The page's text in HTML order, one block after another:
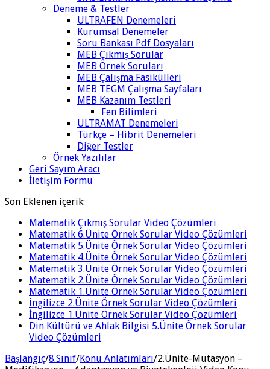
Deneme & Testler
ULTRAFEN Denemeleri
Kurumsal Denemeler
Soru Bankası Pdf Dosyaları
MEB Çıkmış Sorular
MEB Örnek Soruları
MEB Çalışma Fasikülleri
MEB TEGM Çalışma Sayfaları
MEB Kazanım Testleri
Fen Bilimleri
ULTRAMAT Denemeleri
Türkçe – Hibrit Denemeleri
Diğer Testler
Örnek Yazılılar
Geri Sayım Aracı
İletişim Formu
Son Eklenen içerik:
Matematik Çıkmış Sorular Video Çözümleri
Matematik 6.Ünite Örnek Sorular Video Çözümleri
Matematik 5.Ünite Örnek Sorular Video Çözümleri
Matematik 4.Ünite Örnek Sorular Video Çözümleri
Matematik 3.Ünite Örnek Sorular Video Çözümleri
Matematik 2.Ünite Örnek Sorular Video Çözümleri
Matematik 1.Ünite Örnek Sorular Video Çözümleri
İngilizce 2.Ünite Örnek Sorular Video Çözümleri
İngilizce 1.Ünite Örnek Sorular Video Çözümleri
Din Kültürü ve Ahlak Bilgisi 5.Ünite Örnek Sorular
Video Çözümleri
Başlangıç/8.Sınıf/Konu Anlatımları/2.Ünite-Mutasyon –